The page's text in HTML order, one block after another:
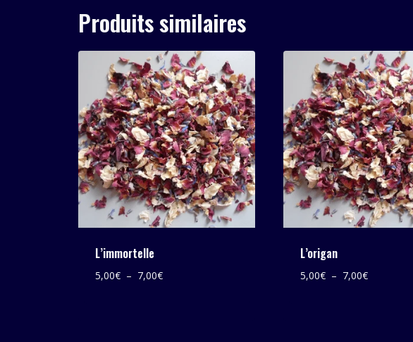
5,00€
à
7,00€
7,00€
Produits similaires
L’immortelle
5,00€ – 7,00€Plage
L’origan
5,00€ – 7,00€Plage